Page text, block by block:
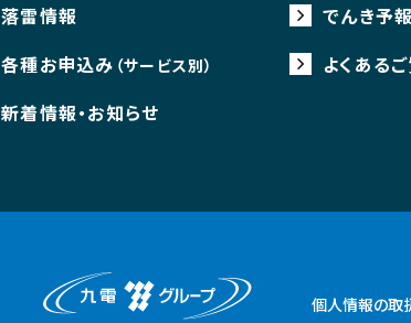
落雷情報 でんき予報
各種お申込み （サービス別） よくある
新着情報・お知らせ
個人情報の取